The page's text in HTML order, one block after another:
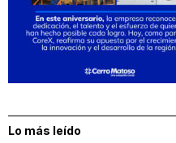
Lo más leído